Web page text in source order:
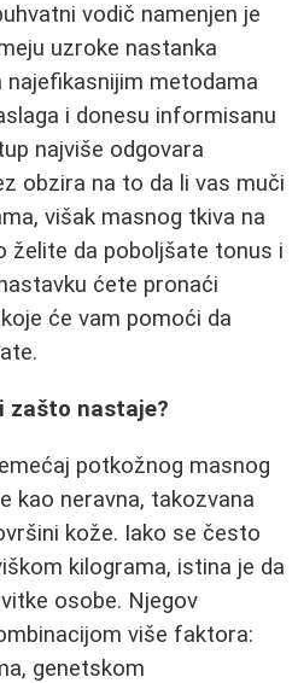
vodič namenjen je
uzroke nastanka
najefikasnijim metodama
i donesu informisanu
najviše odgovara
obzira na to da li vas muči
višak masnog tkiva na
želite da poboljšate tonus i
ćete pronaći
će vam pomoći da
zašto nastaje?
potkožnog masnog
kao neravna, takozvana
kože. Iako se često
kilograma, istina je da
osobe. Njegov
više faktora:
genetskom